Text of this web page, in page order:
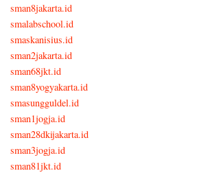
sman8jakarta.id
smalabschool.id
smaskanisius.id
sman2jakarta.id
sman68jkt.id
sman8yogyakarta.id
smasungguldel.id
sman1jogja.id
sman28dkijakarta.id
sman3jogja.id
sman81jkt.id